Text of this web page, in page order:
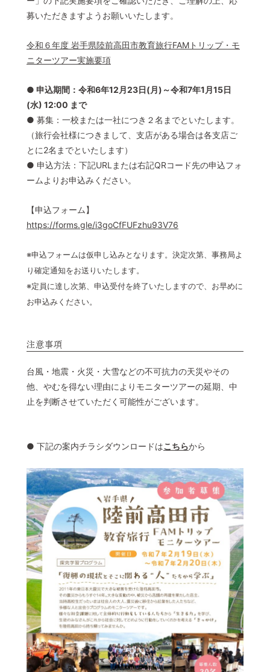
募いただきますようお願いいたします。
令和６年度 岩手県陸前高田市教育旅行FAMトリップ・モ
ニターツアー実施要項
● 申込期間：令和6年12月23日(月)～令和7年1月15日
(水) 12:00 まで
● 募集：一校または一社につき２名までといたします。
（旅行会社様につきまして、支店がある場合は各支店ご
とに2名までといたします）
● 申込方法：下記URLまたは右記QRコード先の申込フォ
ームよりお申込みください。
【申込フォーム】
https://forms.gle/i3goCfFUFzhu93V76
※申込フォームは仮申し込みとなります。決定次第、事務局よ
り確定通知をお送りいたします。
※定員に達し次第、申込受付を終了いたしますので、お早めに
お申込みください。
注意事項
台風・地震・火災・大雪などの不可抗力の天災やその
他、やむを得ない理由によりモニターツアーの延期、中
止を判断させていただく可能性がございます。
● 下記の案内チラシダウンロードはこちらから